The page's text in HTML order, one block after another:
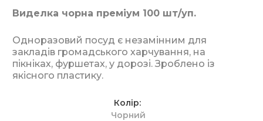
Виделка чорна преміум 100 шт/уп.
Одноразовий посуд є незамінним для
закладів громадського харчування, на
пікніках, фуршетах, у дорозі. Зроблено із
якісного пластику.
Колір
Чорний